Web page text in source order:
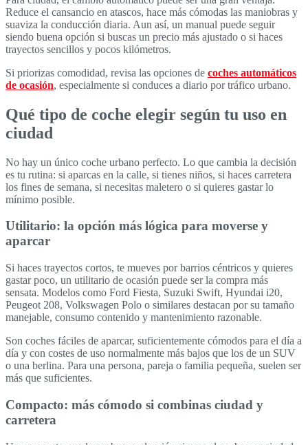
Reduce el cansancio en atascos, hace más cómodas las maniobras y
suaviza la conducción diaria. Aun así, un manual puede seguir
siendo buena opción si buscas un precio más ajustado o si haces
trayectos sencillos y pocos kilómetros.
Si priorizas comodidad, revisa las opciones de coches automáticos
de ocasión, especialmente si conduces a diario por tráfico urbano.
Qué tipo de coche elegir según tu uso en
ciudad
No hay un único coche urbano perfecto. Lo que cambia la decisión
es tu rutina: si aparcas en la calle, si tienes niños, si haces carretera
los fines de semana, si necesitas maletero o si quieres gastar lo
mínimo posible.
Utilitario: la opción más lógica para moverse y
aparcar
Si haces trayectos cortos, te mueves por barrios céntricos y quieres
gastar poco, un utilitario de ocasión puede ser la compra más
sensata. Modelos como Ford Fiesta, Suzuki Swift, Hyundai i20,
Peugeot 208, Volkswagen Polo o similares destacan por su tamaño
manejable, consumo contenido y mantenimiento razonable.
Son coches fáciles de aparcar, suficientemente cómodos para el día a
día y con costes de uso normalmente más bajos que los de un SUV
o una berlina. Para una persona, pareja o familia pequeña, suelen ser
más que suficientes.
Compacto: más cómodo si combinas ciudad y
carretera